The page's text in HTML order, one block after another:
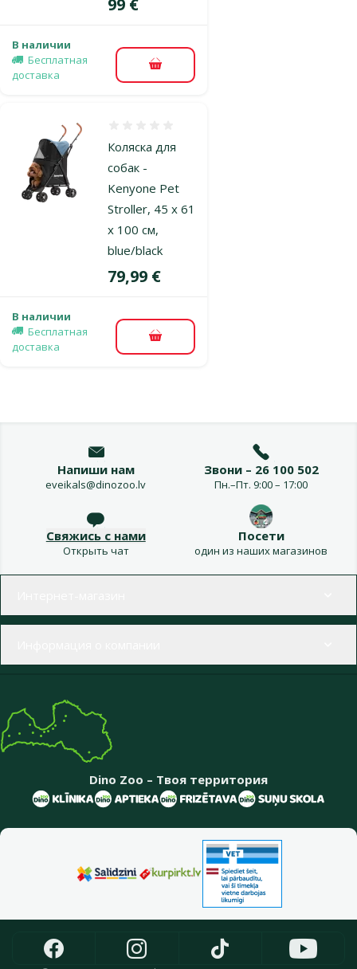
В наличии
Бесплатная
доставка
В корзину
Коляска для
собак -
Kenyone Pet
Stroller, 45 x 61
x 100 см,
blue/black
Цена
79,99 €
В наличии
Бесплатная
доставка
В корзину
Напиши нам
eveikals@dinozoo.lv
Звони – 26 100 502
Пн.–Пт. 9:00 – 17:00
Свяжись с нами
Открыть чат
Посети
один из наших магазинов
Dino Zoo – Твоя территория